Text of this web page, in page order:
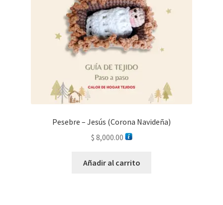
Pesebre – Jesús (Corona Navideña)
$ 8,000.00
Añadir al carrito